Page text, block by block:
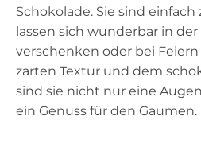
Schokolade. Sie sind
lassen sich wunderbar in
verschenken oder bei
zarten Textur und dem
sind sie nicht nur eine
ein Genuss für den Gaumen.